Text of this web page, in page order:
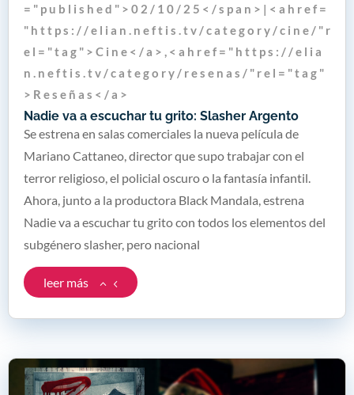
Nadie va a escuchar tu grito: Slasher Argento
= " p u b l i s h e d " > 0 2 / 1 0 / 2 5 < / s p a n > | < a h r e f =
" h t t p s : / / e l i a n . n e f t i s . t v / c a t e g o r y / c i n e / " r
e l = " t a g " > C i n e < / a > , < a h r e f = " h t t p s : / / e l i a
n . n e f t i s . t v / c a t e g o r y / r e s e n a s / " r e l = " t a g "
> R e s e ñ a s < / a >
Se estrena en salas comerciales la nueva película de
Mariano Cattaneo, director que supo trabajar con el
terror religioso, el policial oscuro o la fantasía infantil.
Ahora, junto a la productora Black Mandala, estrena
Nadie va a escuchar tu grito con todos los elementos del
subgénero slasher, pero nacional
leer más